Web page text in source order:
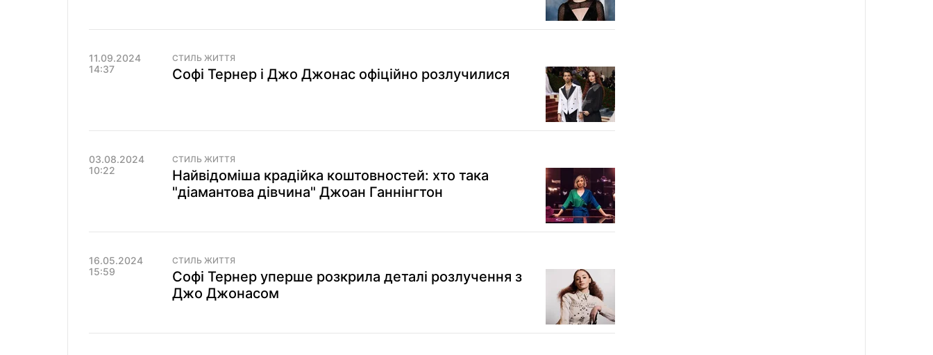
11.09.2024
14:37
СТИЛЬ ЖИТТЯ
Софі Тернер і Джо Джонас офіційно розлучилися
03.08.2024
10:22
СТИЛЬ ЖИТТЯ
Найвідоміша крадійка коштовностей: хто така
"діамантова дівчина" Джоан Ганнінгтон
16.05.2024
15:59
СТИЛЬ ЖИТТЯ
Софі Тернер уперше розкрила деталі розлучення з
Джо Джонасом